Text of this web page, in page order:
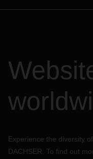
Experience the diversity
DACHSER. To find out